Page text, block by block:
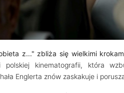
z..." zbliża się wielkimi
polskiej kinematografii, która
Englerta znów zaskakuje i